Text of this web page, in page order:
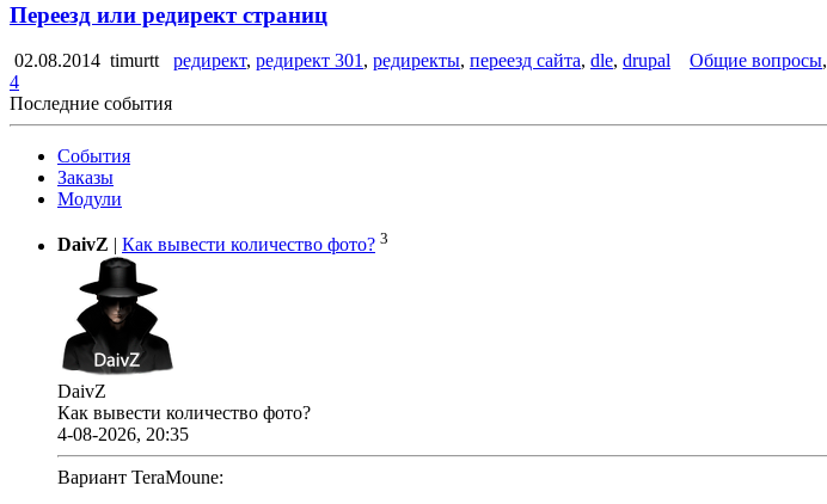
Переезд или редирект страниц
02.08.2014 timurtt редирект, редирект 301 , редиректы, переезд сайта, dle, drupal Общие вопросы,
4
Последние события
События
Заказы
Модули
DaivZ Как вывести количество фото? 3
DaivZ
Как вывести количество фото?
4-08-2026, 20:35
Вариант TeraMoune: